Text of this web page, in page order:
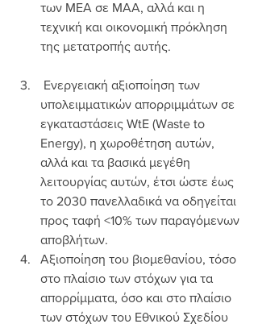
των ΜΕΑ σε ΜΑΑ, αλλά και η
τεχνική και οικονομική πρόκληση
της μετατροπής αυτής.
υπολειμματικών απορριμμάτων σε
εγκαταστάσεις WtE (Waste to
Energy), η χωροθέτηση αυτών,
αλλά και τα βασικά μεγέθη
λειτουργίας αυτών, έτσι ώστε έως
το 2030 πανελλαδικά να οδηγείται
προς ταφή <10% των παραγόμενων
αποβλήτων.
Αξιοποίηση του βιομεθανίου, τόσο
στο πλαίσιο των στόχων για τα
απορρίμματα, όσο και στο πλαίσιο
των στόχων του Εθνικού Σχεδίου